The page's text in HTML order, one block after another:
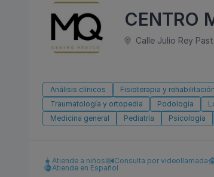
CENTRO
Calle Julio Rey
Análisis clínicos Fisioterapia y rehabilitación
Traumatología y ortopedia
Podología
Medicina general
Pediatría Psicología
Atiende a niños Consulta por videollamada
Atiende en Español